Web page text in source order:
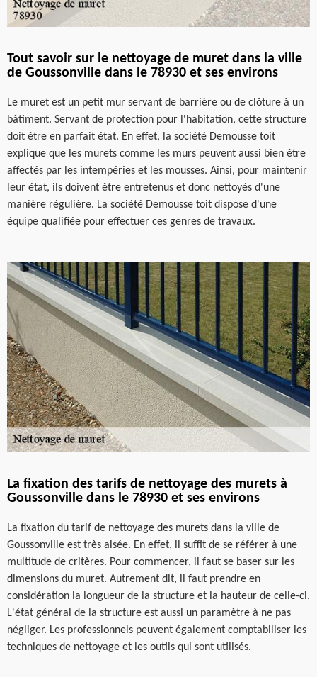
Tout savoir sur le nettoyage de muret dans la ville
de Goussonville dans le 78930 et ses environs
Le muret est un petit mur servant de barrière ou de clôture à un
bâtiment. Servant de protection pour l'habitation, cette structure
doit être en parfait état. En effet, la société Demousse toit
explique que les murets comme les murs peuvent aussi bien être
affectés par les intempéries et les mousses. Ainsi, pour maintenir
leur état, ils doivent être entretenus et donc nettoyés d'une
manière régulière. La société Demousse toit dispose d'une
équipe qualifiée pour effectuer ces genres de travaux.
La fixation des tarifs de nettoyage des murets à
Goussonville dans le 78930 et ses environs
La fixation du tarif de nettoyage des murets dans la ville de
Goussonville est très aisée. En effet, il suffit de se référer à une
multitude de critères. Pour commencer, il faut se baser sur les
dimensions du muret. Autrement dit, il faut prendre en
considération la longueur de la structure et la hauteur de celle-ci.
L'état général de la structure est aussi un paramètre à ne pas
négliger. Les professionnels peuvent également comptabiliser les
techniques de nettoyage et les outils qui sont utilisés.